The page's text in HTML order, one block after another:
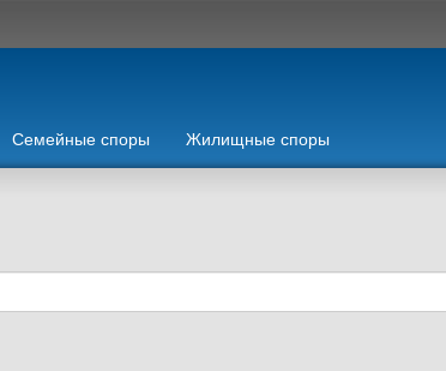
Семейные споры Жилищные споры